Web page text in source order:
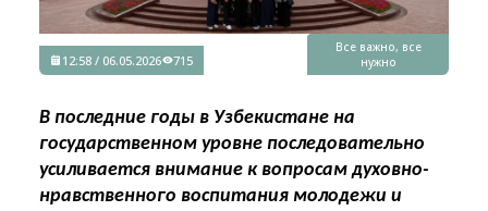
Все важно, все
нужно
12:58 / 06.05.2026 715
В последние годы в Узбекистане на
государственном уровне последовательно
усиливается внимание к вопросам духовно-
нравственного воспитания молодежи и